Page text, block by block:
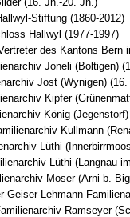
Stiftung (1860-2012)
Hallwyl (1977-1997)
des Kantons Bern
Joneli (Boltigen)
Jost (Wynigen) (16.
Kipfer
König
Kullmann
Lüthi
Lüthi (Langnau
Moser (Arni b.
Geiser-Lehmann
Ramseyer